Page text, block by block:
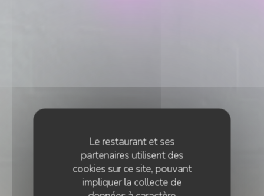
Le restaurant et ses
partenaires utilisent des
cookies sur ce site, pouvant
impliquer la collecte de